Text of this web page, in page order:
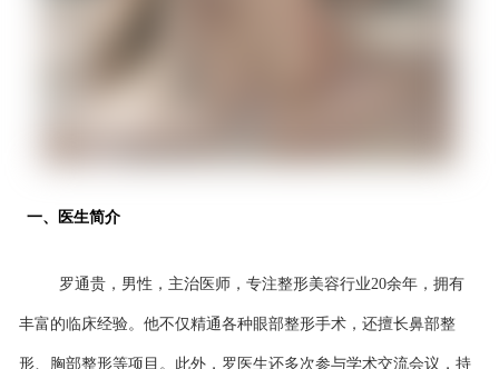
一、医生简介
罗通贵，男性，主治医师，专注整形美容行业20余年，拥有
丰富的临床经验。他不仅精通各种眼部整形手术，还擅长鼻部整
形、胸部整形等项目。此外，罗医生还多次参与学术交流会议，持